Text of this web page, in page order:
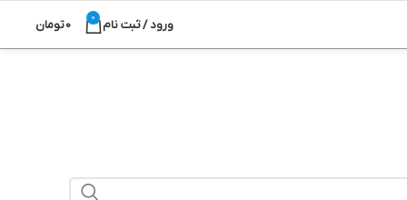
ورود / ثبت نام 0
0تومان